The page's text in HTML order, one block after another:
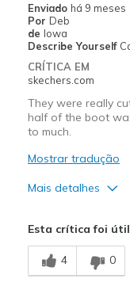
Travel
Width
Sizing
View On Shoes
Enviado há 9 meses
Por Deb
de Iowa
Describe Yourself
CRÍTICA EM
skechers.com
They were really
half of the boot
to much.
Mostrar tradução
Mais detalhes
Comfortable
Esta crítica foi
4 0